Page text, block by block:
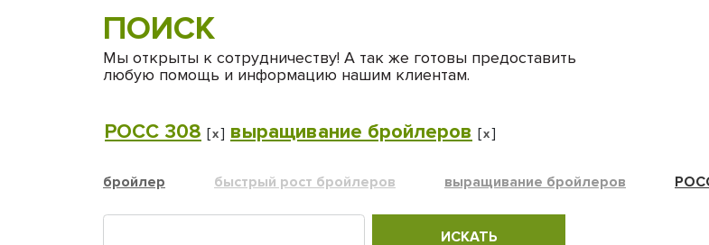
ПОИСК
Мы открыты к сотрудничеству! А так же готовы предоставить
любую помощь и информацию нашим клиентам.
РОСС 308 [x] выращивание бройлеров [x]
бройлер быстрый рост бройлеров выращивание бройлеров